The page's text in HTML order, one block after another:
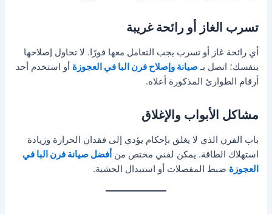
تسرب الغاز أو رائحة غريبة
أي رائحة غاز أو تسرب يجب التعامل معها فورًا. لا تحاول إصلاحها
بنفسك؛ اتصل بـصيانة وإصلاح فرن البا في العجوزة أو استخدم أحد
أرقام الطوارئ المذكورة أعلاه.
مشاكل الأبواب والإغلاق
باب الفرن الذي لا يغلق بإحكام يؤدي إلى فقدان الحرارة وزيادة
استهلاك الطاقة. يمكن لفني مختص من أفضل صيانة فرن البا في
العجوزة ضبط المفصلات أو استبدال الحشية.